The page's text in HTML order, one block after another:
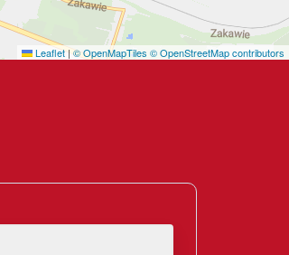
Leaflet|© OpenMapTiles © OpenStreetMap contributors